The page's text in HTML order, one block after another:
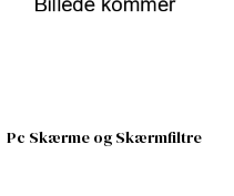
Pc Skærme og Skærmfiltre